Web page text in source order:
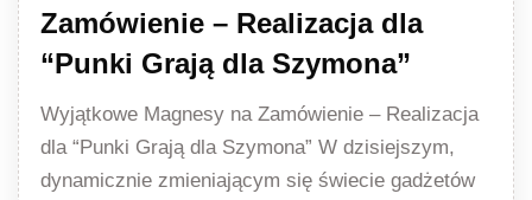
Zamówienie – Realizacja dla
“Punki Grają dla Szymona”
Wyjątkowe Magnesy na Zamówienie – Realizacja
dla “Punki Grają dla Szymona” W dzisiejszym,
dynamicznie zmieniającym się świecie gadżetów